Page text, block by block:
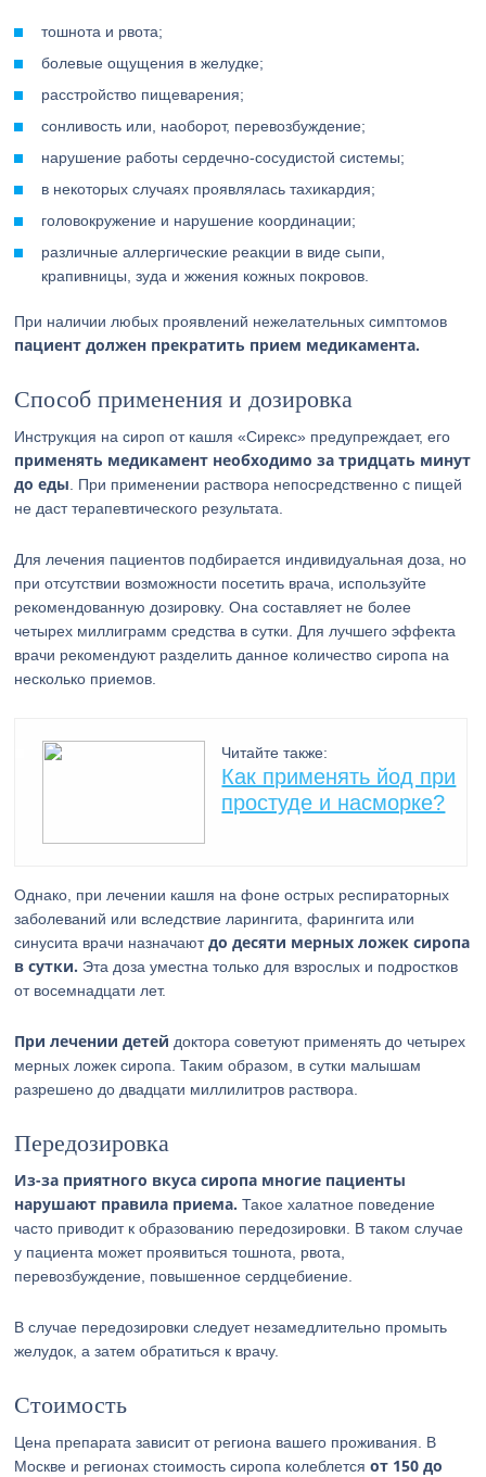
тошнота и рвота;
болевые ощущения в желудке;
расстройство пищеварения;
сонливость или, наоборот, перевозбуждение;
нарушение работы сердечно-сосудистой системы;
в некоторых случаях проявлялась тахикардия;
головокружение и нарушение координации;
различные аллергические реакции в виде сыпи,
крапивницы, зуда и жжения кожных покровов.
При наличии любых проявлений нежелательных симптомов
пациент должен прекратить прием медикамента.
Способ применения и дозировка
Инструкция на сироп от кашля «Сирекс» предупреждает, его
применять медикамент необходимо за тридцать минут
до еды . При применении раствора непосредственно с пищей
не даст терапевтического результата.
Для лечения пациентов подбирается индивидуальная доза, но
при отсутствии возможности посетить врача, используйте
рекомендованную дозировку. Она составляет не более
четырех миллиграмм средства в сутки. Для лучшего эффекта
врачи рекомендуют разделить данное количество сиропа на
несколько приемов.
Читайте также:
Как применять йод при
простуде и насморке?
Однако, при лечении кашля на фоне острых респираторных
заболеваний или вследствие ларингита, фарингита или
синусита врачи назначаютдо десяти мерных ложек сиропа
в сутки. Эта доза уместна только для взрослых и подростков
от восемнадцати лет.
При лечении детей доктора советуют применять до четырех
мерных ложек сиропа. Таким образом, в сутки малышам
разрешено до двадцати миллилитров раствора.
Передозировка
Из-за приятного вкуса сиропа многие пациенты
нарушают правила приема. Такое халатное поведение
часто приводит к образованию передозировки. В таком случае
у пациента может проявиться тошнота, рвота,
перевозбуждение, повышенное сердцебиение.
В случае передозировки следует незамедлительно промыть
желудок, а затем обратиться к врачу.
Стоимость
Цена препарата зависит от региона вашего проживания. В
Москве и регионах стоимость сиропа колеблетсяот 150 до